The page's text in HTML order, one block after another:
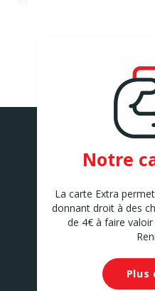
Notre
La carte Extra
donnant droit à des
de 4€ à faire
Plus